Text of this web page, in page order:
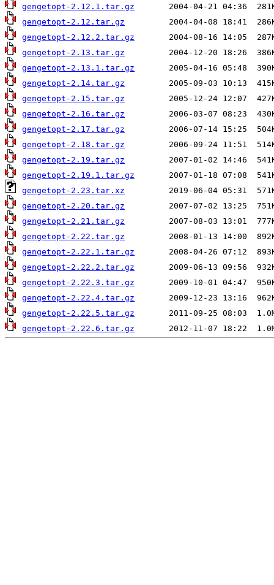
gengetopt-2.12.1.tar.gz
gengetopt-2.12.tar.gz
gengetopt-2.12.2.tar.gz
gengetopt-2.13.tar.gz
gengetopt-2.13.1.tar.gz
gengetopt-2.14.tar.gz
gengetopt-2.15.tar.gz
gengetopt-2.16.tar.gz
gengetopt-2.17.tar.gz
gengetopt-2.18.tar.gz
gengetopt-2.19.tar.gz
gengetopt-2.19.1.tar.gz
gengetopt-2.23.tar.xz
gengetopt-2.20.tar.gz
gengetopt-2.21.tar.gz
gengetopt-2.22.tar.gz
gengetopt-2.22.1.tar.gz
gengetopt-2.22.2.tar.gz
gengetopt-2.22.3.tar.gz
gengetopt-2.22.4.tar.gz
gengetopt-2.22.5.tar.gz
gengetopt-2.22.6.tar.gz